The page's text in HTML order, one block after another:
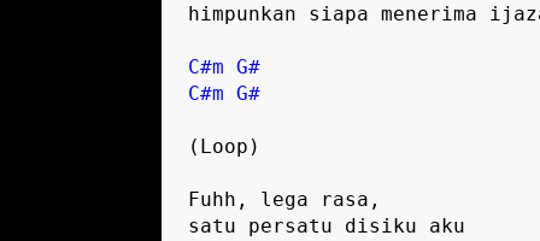
himpunkan siapa menerima
C#m G#
C#m G#
(Loop)
Fuhh, lega rasa,
satu persatu disiku aku